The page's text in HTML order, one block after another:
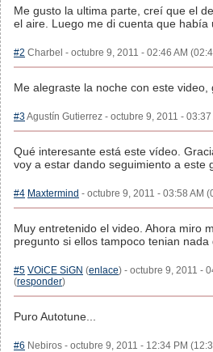
Me gusto la ultima parte, creí que el
el aire. Luego me di cuenta que había
#2 Charbel - octubre 9, 2011 - 02:46 AM
Me alegraste la noche con este video,
#3Agustín Gutierrez - octubre 9, 2011 -
Qué interesante está este vídeo.
voy a estar dando seguimiento a este
#4 Maxtermind - octubre 9, 2011 - 03:58 AM
Muy entretenido el video. Ahora miro
pregunto si ellos tampoco tenian nada
#5 VOiCE SiGN (enlace) - octubre 9, 2011 -
(responder)
Puro Autotune...
#6 Nebiros - octubre 9, 2011 - 12:34 PM